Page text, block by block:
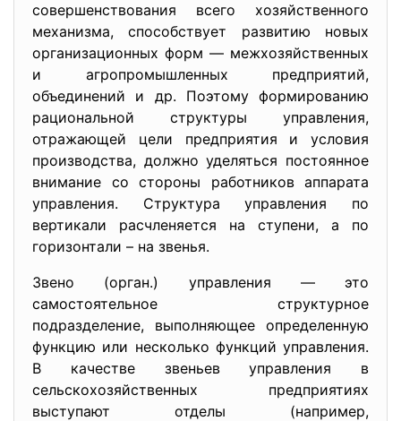
совершенствования всего хозяйственного
механизма, способствует развитию новых
организационных форм — межхозяйственных
и агропромышленных предприятий,
объединений и др. Поэтому формированию
рациональной структуры управления,
отражающей цели предприятия и условия
производства, должно уделяться постоянное
внимание со стороны работников аппарата
управления. Структура управления по
вертикали расчленяется на ступени, а по
горизонтали – на звенья.
Звено (орган.) управления — это
самостоятельное структурное
подразделение, выполняющее определенную
функцию или несколько функций управления.
В качестве звеньев управления в
сельскохозяйственных предприятиях
выступают отделы (например,